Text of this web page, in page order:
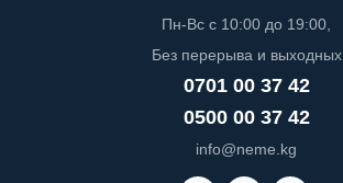
Пн-Вс с 10:00 до 19:00,
Без перерыва и выходных
0701 00 37 42
0500 00 37 42
info@neme.kg